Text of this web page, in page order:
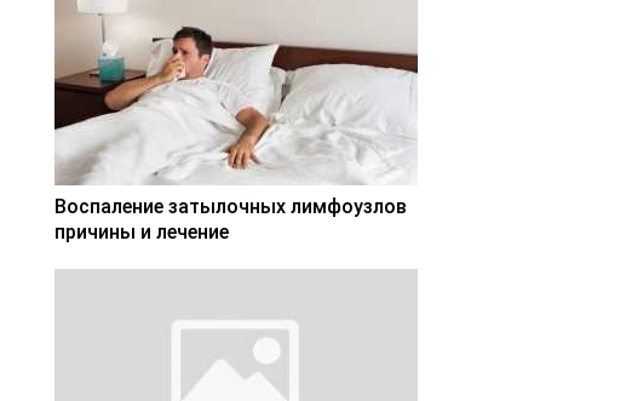
Воспаление затылочных лимфоузлов
причины и лечение